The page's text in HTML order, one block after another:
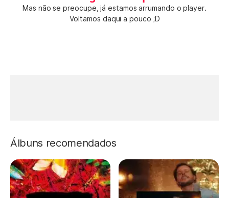
Mas não se preocupe, já estamos arrumando o player.
Voltamos daqui a pouco ;D
Álbuns recomendados